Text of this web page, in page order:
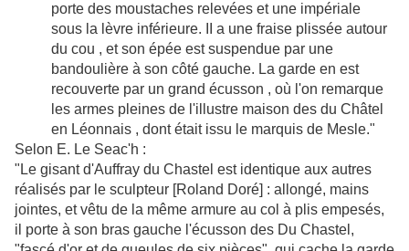
porte des moustaches relevées et une impériale
sous la lèvre inférieure. II a une fraise plissée autour
du cou , et son épée est suspendue par une
bandoulière à son côté gauche. La garde en est
recouverte par un grand écusson , où l'on remarque
les armes pleines de l'illustre maison des du Châtel
en Léonnais , dont était issu le marquis de Mesle."
Selon E. Le Seac'h :
"Le gisant d'Auffray du Chastel est identique aux autres
réalisés par le sculpteur [Roland Doré] : allongé, mains
jointes, et vêtu de la même armure au col à plis empesés,
il porte à son bras gauche l'écusson des Du Chastel,